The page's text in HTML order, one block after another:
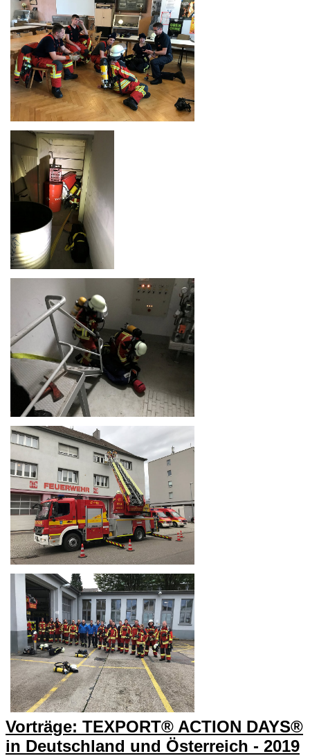
Vorträge: TEXPORT® ACTION DAYS®
in Deutschland und Österreich - 2019